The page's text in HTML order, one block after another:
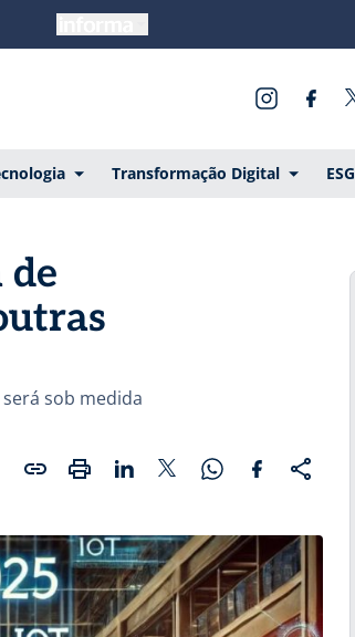
Transformação Digital ESG
de
sob medida